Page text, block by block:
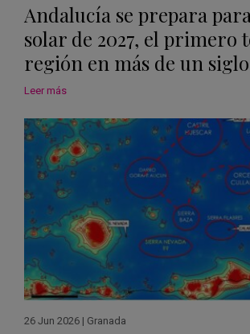
Andalucía se prepara
solar de 2027, el primero
región en más de un siglo
Leer más
26 Jun 2026 | Granada